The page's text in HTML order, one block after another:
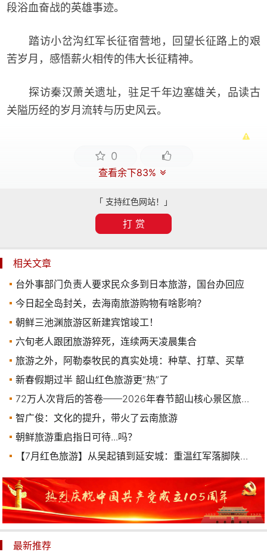
段浴血奋战的英雄事迹。
踏访小岔沟红军长征宿营地，回望长征路上的艰
苦岁月，感悟薪火相传的伟大长征精神。
探访秦汉萧关遗址，驻足千年边塞雄关，品读古
关隘历经的岁月流转与历史风云。
0
查看余下83%
「 支持红色网站！」
打 赏
相关文章
台外事部门负责人要求民众多到日本旅游，国台办回应
今日起全岛封关，去海南旅游购物有啥影响？
朝鲜三池渊旅游区新建宾馆竣工！
六旬老人跟团旅游猝死，连续两天凌晨集合
旅游之外，阿勒泰牧民的真实处境：种草、打草、买草
新春假期过半 韶山红色旅游更“热”了
72万人次背后的答卷——2026年春节韶山核心景区旅游工作综述
智广俊：文化的提升，带火了云南旅游
朝鲜旅游重启指日可待...吗？
【7月红色旅游】从吴起镇到延安城：重温红军落脚陕北之路
最新推荐